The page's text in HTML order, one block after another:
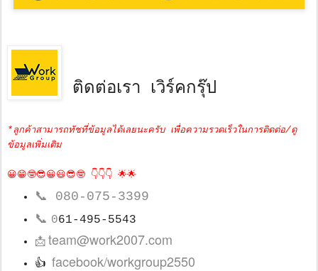
ติดต่อเรา เวิร์คกรุ๊ป
*ลูกค้าสามารถทัชที่ข้อมูลได้เลยนะครับ เพื่อความรวดเร็วในการติดต่อ/ดู
ข้อมูลเพิ่มเติม
😀😁🤓😎😀😃😎🤓 👇👇👇 🌟🌟
📞 080-075-3399
📞 061-495-5543
📩team@work2007.com
👍 facebook/workgroup2550